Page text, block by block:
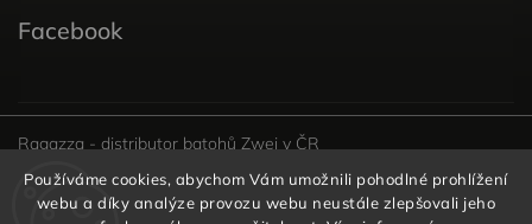
Používáme cookies, abychom Vám umožnili pohodlné prohlížení
webu a díky analýze provozu webu neustále zlepšovali jeho
Facebook
Ragazza - distributor batohů Zwei v ČR